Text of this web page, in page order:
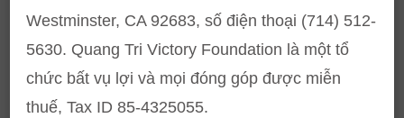
Westminster, CA 92683, số điện thoại (714) 512-
5630. Quang Tri Victory Foundation là một tổ
chức bất vụ lợi và mọi đóng góp được miễn
thuế, Tax ID 85-4325055.